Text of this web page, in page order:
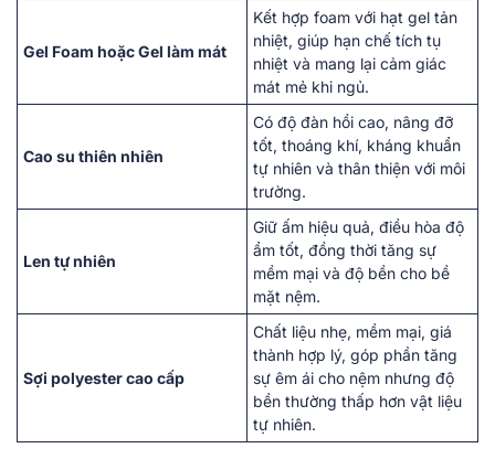
Gel Foam hoặc Gel làm mát
Kết hợp foam với hạt gel tản
nhiệt, giúp hạn chế tích tụ
nhiệt và mang lại cảm giác
mát mẻ khi ngủ.
Cao su thiên nhiên
Có độ đàn hồi cao, nâng đỡ
tốt, thoáng khí, kháng khuẩn
tự nhiên và thân thiện với môi
trường.
Len tự nhiên
Giữ ấm hiệu quả, điều hòa độ
ẩm tốt, đồng thời tăng sự
mềm mại và độ bền cho bề
mặt nệm.
Sợi polyester cao cấp
Chất liệu nhẹ, mềm mại, giá
thành hợp lý, góp phần tăng
sự êm ái cho nệm nhưng độ
bền thường thấp hơn vật liệu
tự nhiên.